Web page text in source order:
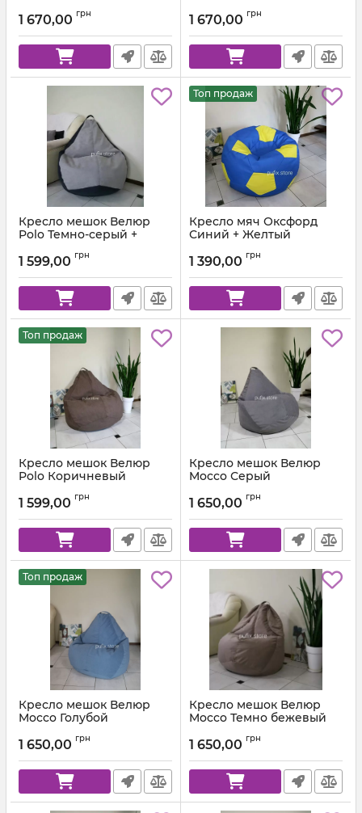
Артикул: km-malcolm-22-l
1 670,00 грн 1 670,00 грн
Кресло мешок Велюр
Polo Темно-серый +
Артикул: km-polo-17-16-l
1 599,00 грн
Топ продаж
Кресло мяч Оксфорд
Синий + Желтый
1 390,00 грн
Топ продаж
Кресло мешок Велюр
Polo Коричневый
1 599,00 грн
Кресло мешок Велюр
Mocco Серый
1 650,00 грн
Топ продаж
Кресло мешок Велюр
Mocco Голубой
1 650,00 грн
Кресло мешок Велюр
Mocco Темно бежевый
1 650,00 грн